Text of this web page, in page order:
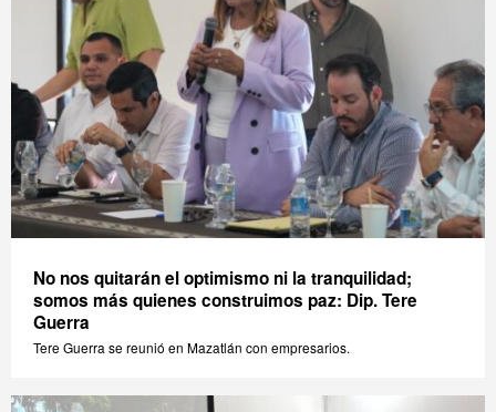
No nos quitarán el optimismo ni la tranquilidad;
somos más quienes construimos paz: Dip. Tere
Guerra
Tere Guerra se reunió en Mazatlán con empresarios.